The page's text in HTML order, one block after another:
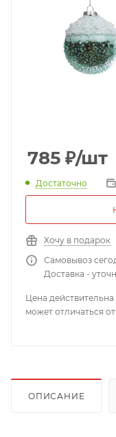
785 ₽/шт
Достаточно
Хочу в подарок
Самовывоз
Доставка -
Цена
может отличаться
ОПИСАНИЕ